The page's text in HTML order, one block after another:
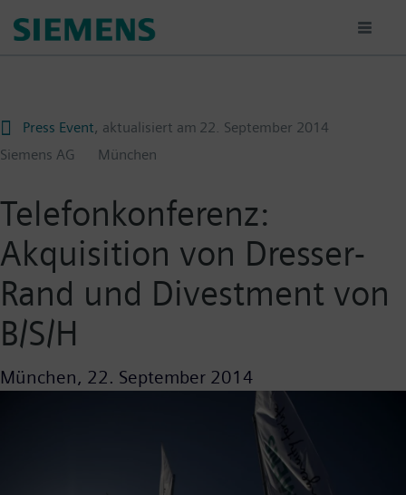
para
Press Event, aktualisiert am 22. September 2014
Siemens AG
München
Telefonkonferenz:
Akquisition von Dresser-
Rand und Divestment von
B/S/H
München, 22. September 2014